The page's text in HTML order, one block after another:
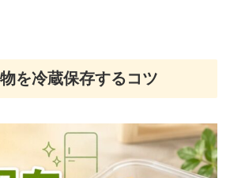
を冷蔵保存するコツ